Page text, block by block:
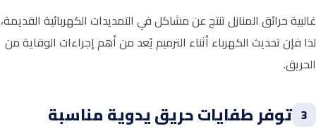
غالبية حرائق المنازل تنتج عن مشاكل في التمديدات الكهربائية القديمة،
لذا فإن تحديث الكهرباء أثناء الترميم يُعد من أهم إجراءات الوقاية من
الحريق.
3 توفر طفايات حريق يدوية مناسبة